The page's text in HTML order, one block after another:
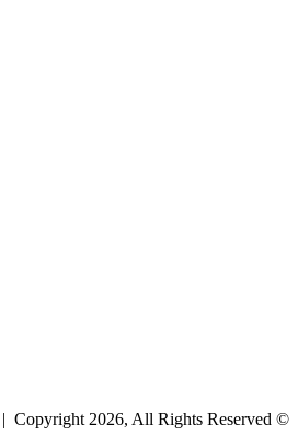
© Copyright 2026, All Rights Reserved |